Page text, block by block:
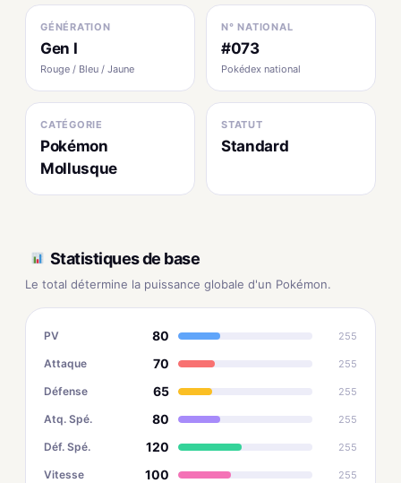
GÉNÉRATION
Gen I
Rouge / Bleu / Jaune
N° NATIONAL
#073
Pokédex national
CATÉGORIE
Pokémon
Mollusque
STATUT
Standard
Statistiques de base
Le total détermine la puissance globale d'un Pokémon.
PV 80 255
Attaque 70 255
Défense 65 255
Atq. Spé. 80 255
Déf. Spé. 120 255
Vitesse 100 255